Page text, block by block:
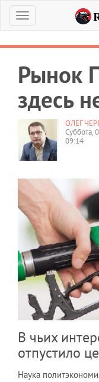
Меню
Рынок
здесь
ОЛЕГ
Суббота,
09:14
В чьих
отпустило
Наука